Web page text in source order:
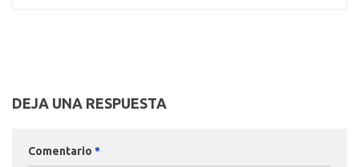
DEJA UNA RESPUESTA
Comentario *